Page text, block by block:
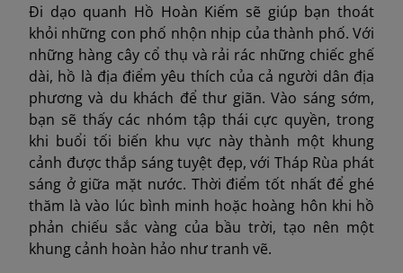
Đi dạo quanh Hồ Hoàn Kiếm sẽ giúp bạn thoát
khỏi những con phố nhộn nhịp của thành phố. Với
những hàng cây cổ thụ và rải rác những chiếc ghế
dài, hồ là địa điểm yêu thích của cả người dân địa
phương và du khách để thư giãn. Vào sáng sớm,
bạn sẽ thấy các nhóm tập thái cực quyền, trong
khi buổi tối biến khu vực này thành một khung
cảnh được thắp sáng tuyệt đẹp, với Tháp Rùa phát
sáng ở giữa mặt nước. Thời điểm tốt nhất để ghé
thăm là vào lúc bình minh hoặc hoàng hôn khi hồ
phản chiếu sắc vàng của bầu trời, tạo nên một
khung cảnh hoàn hảo như tranh vẽ.